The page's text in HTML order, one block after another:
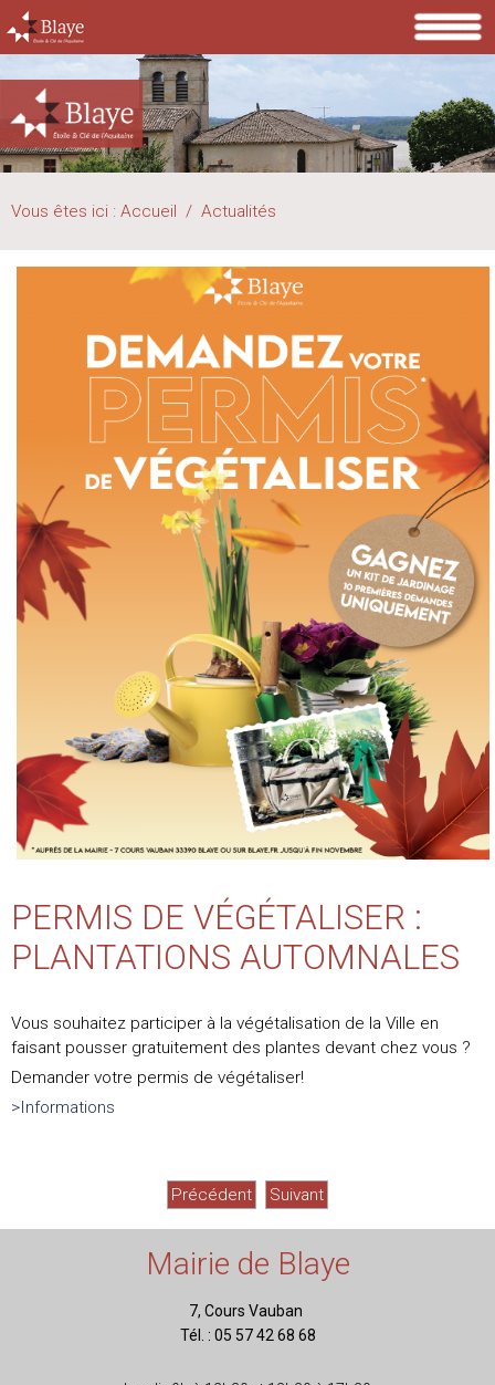
Vous êtes ici : Accueil / Actualités
PERMIS DE VÉGÉTALISER :
PLANTATIONS AUTOMNALES
Vous souhaitez participer à la végétalisation de la Ville en
faisant pousser gratuitement des plantes devant chez vous ?
Demander votre permis de végétaliser!
>Informations
Précédent Suivant
Mairie de Blaye
7, Cours Vauban
Tél. : 05 57 42 68 68